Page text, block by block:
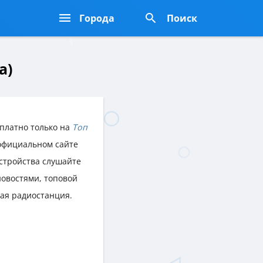
Города Поиск
только на Топ
сайте
слушайте
топовой
радиостанция.